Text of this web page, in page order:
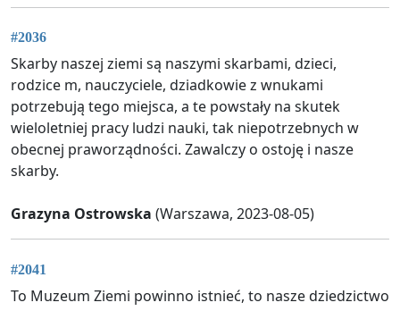
#2036
Skarby naszej ziemi są naszymi skarbami, dzieci,
rodzice m, nauczyciele, dziadkowie z wnukami
potrzebują tego miejsca, a te powstały na skutek
wieloletniej pracy ludzi nauki, tak niepotrzebnych w
obecnej praworządności. Zawalczy o ostoję i nasze
skarby.
Grazyna Ostrowska (Warszawa, 2023-08-05)
#2041
To Muzeum Ziemi powinno istnieć, to nasze dziedzictwo